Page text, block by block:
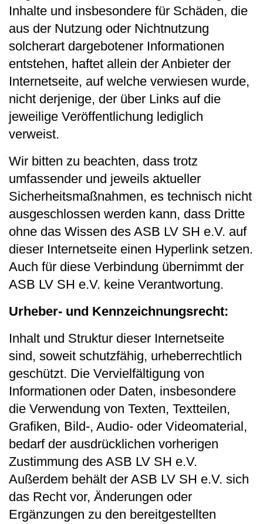
Inhalte und insbesondere für Schäden, die
aus der Nutzung oder Nichtnutzung
solcherart dargebotener Informationen
entstehen, haftet allein der Anbieter der
Internetseite, auf welche verwiesen wurde,
nicht derjenige, der über Links auf die
jeweilige Veröffentlichung lediglich
verweist.
Wir bitten zu beachten, dass trotz
umfassender und jeweils aktueller
Sicherheitsmaßnahmen, es technisch nicht
ausgeschlossen werden kann, dass Dritte
ohne das Wissen des ASB LV SH e.V. auf
dieser Internetseite einen Hyperlink setzen.
Auch für diese Verbindung übernimmt der
ASB LV SH e.V. keine Verantwortung.
Urheber- und Kennzeichnungsrecht:
Inhalt und Struktur dieser Internetseite
sind, soweit schutzfähig, urheberrechtlich
geschützt. Die Vervielfältigung von
Informationen oder Daten, insbesondere
die Verwendung von Texten, Textteilen,
Grafiken, Bild-, Audio-​ oder Videomaterial,
bedarf der ausdrücklichen vorherigen
Zustimmung des ASB LV SH e.V.
Außerdem behält der ASB LV SH e.V. sich
das Recht vor, Änderungen oder
Ergänzungen zu den bereitgestellten